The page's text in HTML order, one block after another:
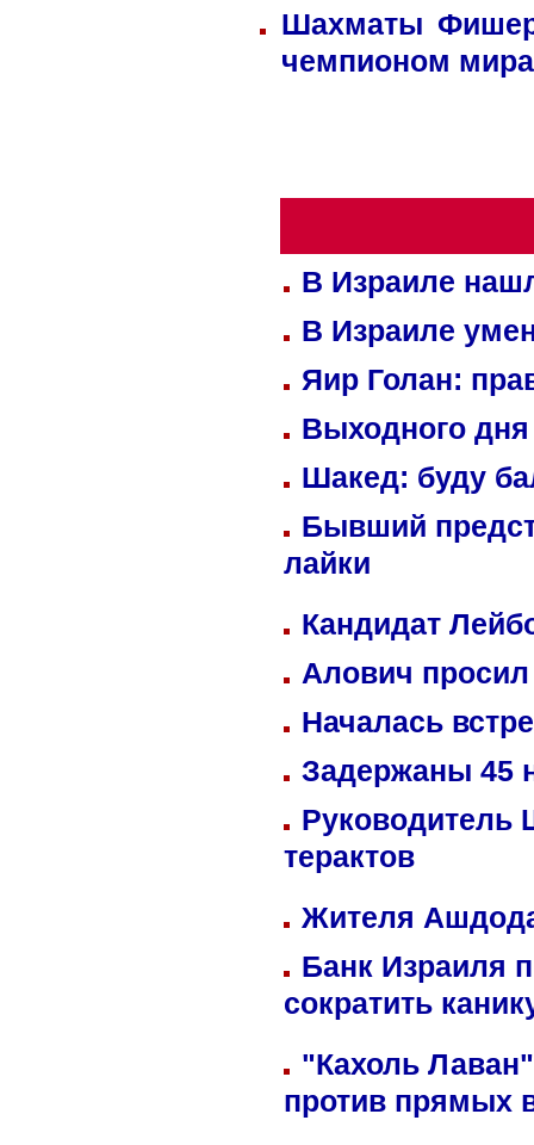
Шахматы
чемпионом мира
В Израиле
В Израиле
Яир Голан:
Выходного
Шакед: буду
Бывший
лайки
Кандидат
Алович просил
Началась
Задержаны 45
Руководитель
терактов
Жителя
Банк Израиля
сократить
"Кахоль
против прямых